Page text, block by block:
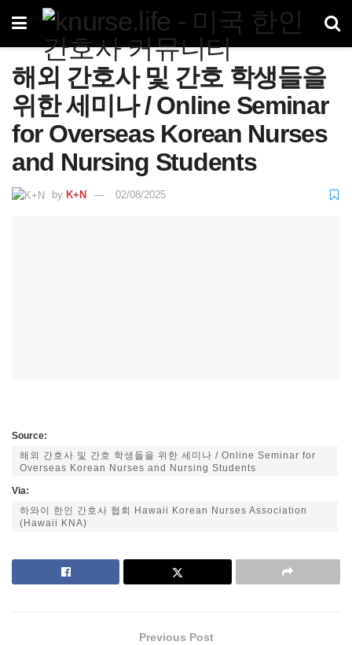
해외 간호사 및 간호 학생들을
위한 세미나 / Online Seminar
for Overseas Korean Nurses
and Nursing Students
by K+N 02/08/2025
Source:
해외 간호사 및 간호 학생들을 위한 세미나 / Online Seminar for
Overseas Korean Nurses and Nursing Students
Via:
하와이 한인 간호사 협회 Hawaii Korean Nurses Association
(Hawaii KNA)
Previous Post